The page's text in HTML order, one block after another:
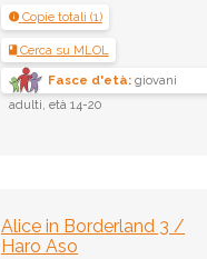
Copie totali (1)
Cerca su MLOL
Fasce d'età:giovani
adulti, età 14-20
Alice in Borderland 3 /
Haro Aso